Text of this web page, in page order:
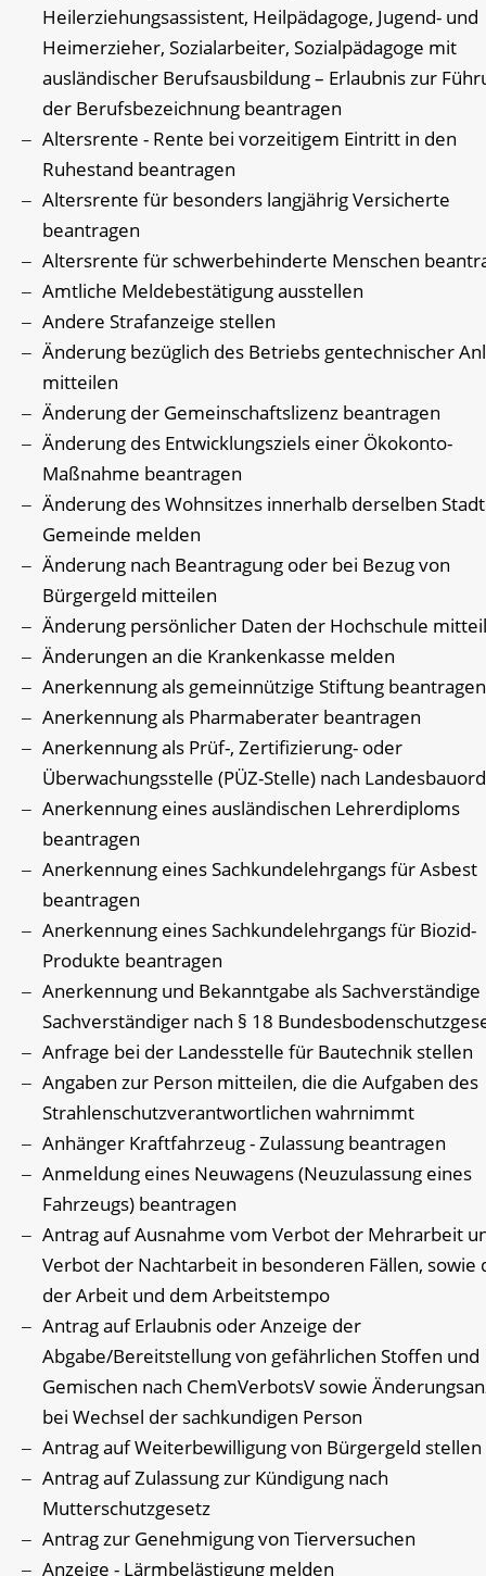
Heilerziehungsassistent, Heilpädagoge, Jugend- und
Heimerzieher, Sozialarbeiter, Sozialpädagoge mit
ausländischer Berufsausbildung – Erlaubnis zur
der Berufsbezeichnung beantragen
Altersrente - Rente bei vorzeitigem Eintritt in den
Ruhestand beantragen
Altersrente für besonders langjährig Versicherte
beantragen
Altersrente für schwerbehinderte Menschen
Amtliche Meldebestätigung ausstellen
Andere Strafanzeige stellen
Änderung bezüglich des Betriebs gentechnischer
mitteilen
Änderung der Gemeinschaftslizenz beantragen
Änderung des Entwicklungsziels einer Ökokonto-
Maßnahme beantragen
Änderung des Wohnsitzes innerhalb derselben
Gemeinde melden
Änderung nach Beantragung oder bei Bezug von
Bürgergeld mitteilen
Änderung persönlicher Daten der Hochschule
Änderungen an die Krankenkasse melden
Anerkennung als gemeinnützige Stiftung beantragen
Anerkennung als Pharmaberater beantragen
Anerkennung als Prüf-, Zertifizierung- oder
Überwachungsstelle (PÜZ-Stelle) nach
Anerkennung eines ausländischen Lehrerdiploms
beantragen
Anerkennung eines Sachkundelehrgangs für Asbest
beantragen
Anerkennung eines Sachkundelehrgangs für Biozid-
Produkte beantragen
Anerkennung und Bekanntgabe als
Sachverständiger nach § 18
Anfrage bei der Landesstelle für Bautechnik stellen
Angaben zur Person mitteilen, die die Aufgaben des
Strahlenschutzverantwortlichen wahrnimmt
Anhänger Kraftfahrzeug - Zulassung beantragen
Anmeldung eines Neuwagens (Neuzulassung eines
Fahrzeugs) beantragen
Antrag auf Ausnahme vom Verbot der Mehrarbeit
Verbot der Nachtarbeit in besonderen Fällen, sowie
der Arbeit und dem Arbeitstempo
Antrag auf Erlaubnis oder Anzeige der
Abgabe/Bereitstellung von gefährlichen Stoffen und
Gemischen nach ChemVerbotsV sowie
bei Wechsel der sachkundigen Person
Antrag auf Weiterbewilligung von Bürgergeld stellen
Antrag auf Zulassung zur Kündigung nach
Mutterschutzgesetz
Antrag zur Genehmigung von Tierversuchen
Anzeige - Lärmbelästigung melden